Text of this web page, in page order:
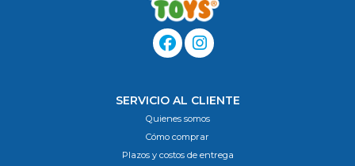
SERVICIO AL CLIENTE
Quienes somos
Cómo comprar
Plazos y costos de entrega